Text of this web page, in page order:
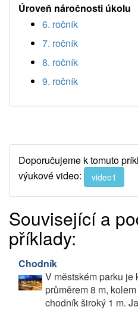
Úroveň náročnosti úkolu
6. ročník
7. ročník
8. ročník
9. ročník
Doporučujeme k tomuto
výukové video:
video1
Související a
příklady:
Chodník
V městském parku je
průměrem 8 m,
chodník široký 1 m.